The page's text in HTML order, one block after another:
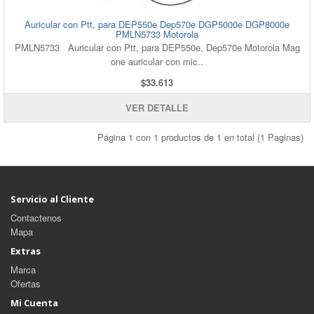
Auricular con Ptt, para DEP550e Dep570e DGP5000e DGP8000e
PMLN5733 Motorola
PMLN5733 Auricular con Ptt, para DEP550e, Dep570e Motorola Mag
one auricular con mic..
$33.613
VER DETALLE
Página 1 con 1 productos de 1 en total (1 Paginas)
Servicio al Cliente
Contactenos
Mapa
Extras
Marca
Ofertas
Mi Cuenta